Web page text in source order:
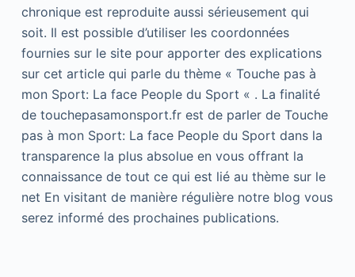
chronique est reproduite aussi sérieusement qui
soit. Il est possible d’utiliser les coordonnées
fournies sur le site pour apporter des explications
sur cet article qui parle du thème « Touche pas à
mon Sport: La face People du Sport « . La finalité
de touchepasamonsport.fr est de parler de Touche
pas à mon Sport: La face People du Sport dans la
transparence la plus absolue en vous offrant la
connaissance de tout ce qui est lié au thème sur le
net En visitant de manière régulière notre blog vous
serez informé des prochaines publications.